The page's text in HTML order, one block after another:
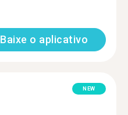
Baixe o aplicativo
NEW